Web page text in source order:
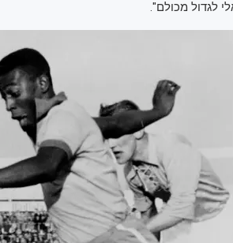
לגדול מכולם".